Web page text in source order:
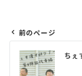
投
稿
前のページ
ちぇ